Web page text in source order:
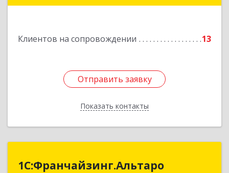
Клиентов на сопровождении 13
Отправить заявку
Показать контакты
Отправить заявку
Назад
1С:Франчайзинг.Альтаро
1С:Франчайзинг.Альтаро